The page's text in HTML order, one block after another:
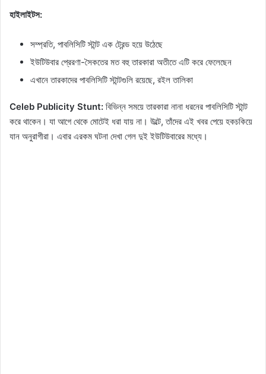
হাইলাইটস:
সম্প্রতি, পাবলিসিটি স্টান্ট এক ট্রেন্ড হয়ে উঠেছে
ইউটিউবার প্রেরণা-সৈকতের মত বহু তারকারা অতীতে এটি করে ফেলেছেন
এখানে তারকাদের পাবলিসিটি স্টান্টগুলি রয়েছে, রইল তালিকা
Celeb Publicity Stunt: বিভিন্ন সময়ে তারকারা নানা ধরনের পাবলিসিটি স্টান্ট
করে থাকেন। যা আগে থেকে মোটেই ধরা যায় না। উল্টে, তাঁদের এই খবর পেয়ে হকচকিয়ে
যান অনুরাগীরা। এবার এরকম ঘটনা দেখা গেল দুই ইউটিউবারের মধ্যে।